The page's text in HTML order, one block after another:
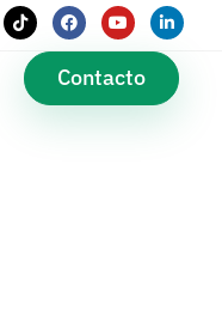
Contacto